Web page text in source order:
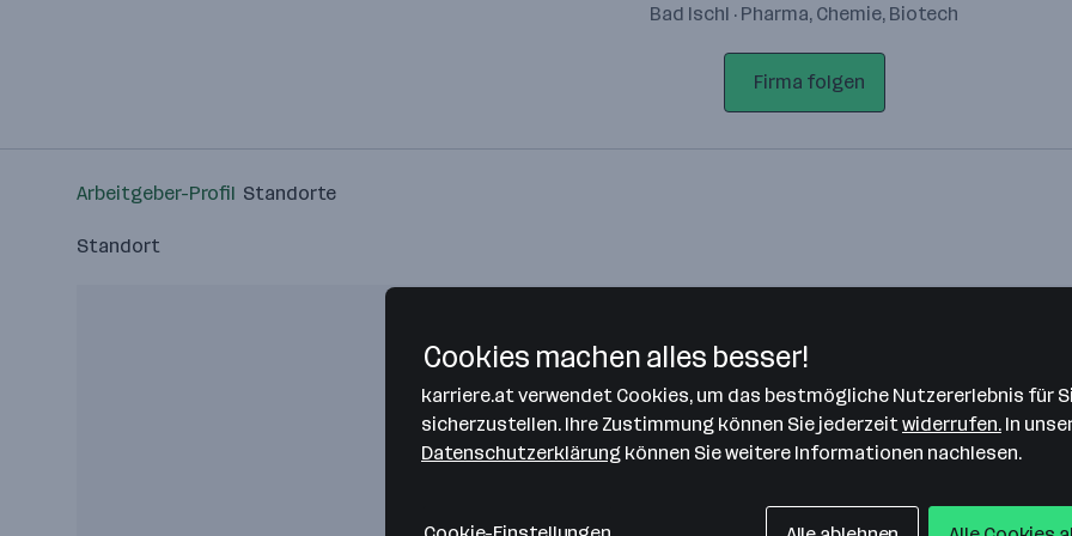
Bad Ischl · Pharma, Chemie, Biotech
Firma folgen
Arbeitgeber-Profil Standorte
Standort
Bitte stimme unseren Cookie-
Richtlinien zu, um diese Karte
anzuzeigen.
Zustimmung geben
Cookies machen alles besser!
karriere.at verwendet Cookies, um das bestmögliche Nutzererlebnis für
sicherzustellen. Ihre Zustimmung können Sie jederzeit widerrufen. In
Datenschutzerklärung können Sie weitere Informationen nachlesen.